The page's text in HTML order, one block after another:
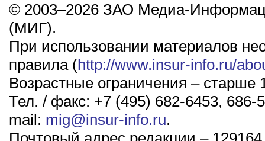
© 2003–2026 ЗАО Медиа-
(МИГ).
При использовании материалов
правила (http://www.insur-info.ru/
Возрастные ограничения – старше
Тел. / факс: +7 (495) 682-6453, 686-
mail: mig@insur-info.ru.